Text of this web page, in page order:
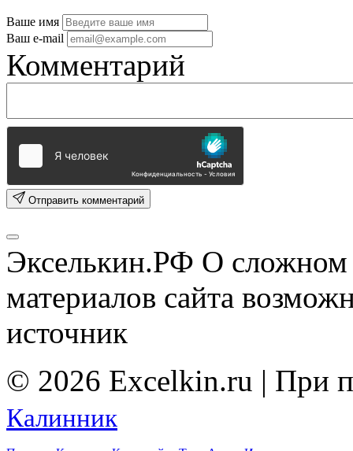
Ваше имя
Ваш e-mail
Комментарий
Отправить комментарий
Экселькин.РФ О сложном
материалов сайта
источник
© 2026 Excelkin.ru | При
Калинник